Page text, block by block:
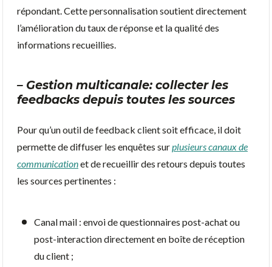
répondant. Cette personnalisation soutient directement
l’amélioration du taux de réponse et la qualité des
informations recueillies.
– Gestion multicanale: collecter les
feedbacks depuis toutes les sources
Pour qu’un outil de feedback client soit efficace, il doit
permette de diffuser les enquêtes surplusieurs canaux de
communicationet de recueillir des retours depuis toutes
les sources pertinentes :
Canal mail : envoi de questionnaires post-achat ou
post-interaction directement en boîte de réception
du client ;